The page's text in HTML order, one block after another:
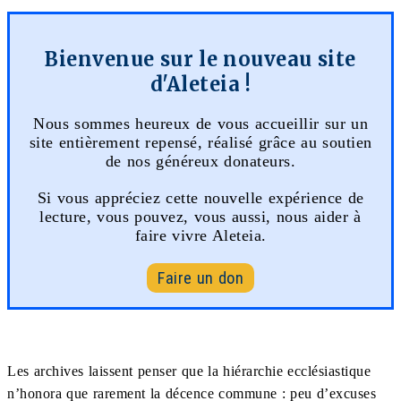
Bienvenue sur le nouveau site
d'Aleteia !
Nous sommes heureux de vous accueillir sur un
site entièrement repensé, réalisé grâce au soutien
de nos généreux donateurs.
Si vous appréciez cette nouvelle expérience de
lecture, vous pouvez, vous aussi, nous aider à
faire vivre Aleteia.
Faire un don
Les archives laissent penser que la hiérarchie ecclésiastique
n’honora que rarement la décence commune : peu d’excuses